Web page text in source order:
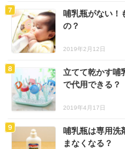
哺乳瓶がない！
の？
2019年2月12日
立てて乾かす哺
で代用できる？
2019年4月17日
哺乳瓶は専用洗
まなくなる？